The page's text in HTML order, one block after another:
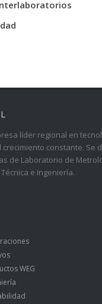
líder regional en
crecimiento constante. Se
de Laboratorio de
e Ingeniería.
WEG